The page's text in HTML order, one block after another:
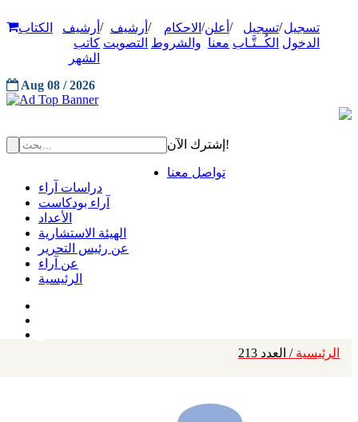
تسجيل
الدخول
/تسجيل
الكُــتَّـاب
/ أعلن
معنا
/ الاحكام
والشروط
/ أرشيف
التصويت
/ أرشيف
كاتب
الشهر
الكتاب
Aug 08 / 2026
إشترك الآن!
تواصل معنا
دراسات آراء
آراء بودكاست
الأعداد
الهيئة الاستشارية
عن رئيس التحرير
عن آراء
الرئيسية
الرئيسية / العدد 213